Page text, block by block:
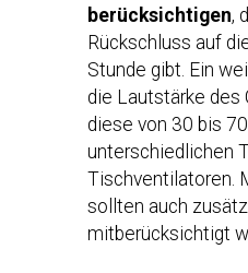
berücksichtigen,
Rückschluss auf
Stunde gibt. Ein
die Lautstärke des
diese von 30 bis
unterschiedlichen
Tischventilatoren.
sollten auch
mitberücksichtigt